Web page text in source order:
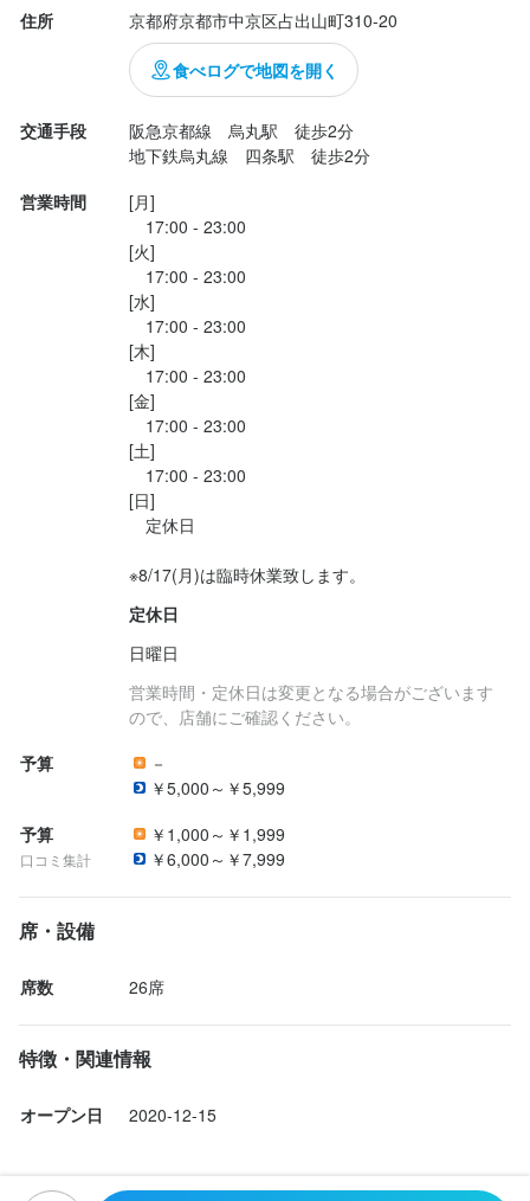
住所 京都府京都市中京区占出山町310-20
食べログで地図を開く
交通手段
阪急京都線　烏丸駅　徒歩2分
地下鉄烏丸線　四条駅　徒歩2分
営業時間
[月]
17:00 - 23:00
[火]
17:00 - 23:00
[水]
17:00 - 23:00
[木]
17:00 - 23:00
[金]
17:00 - 23:00
[土]
17:00 - 23:00
[日]
定休日
※8/17(月)は臨時休業致します。
定休日
日曜日
営業時間・定休日は変更となる場合がございます
ので、店舗にご確認ください。
予算
－
￥5,000～￥5,999
予算
口コミ集計
￥1,000～￥1,999
￥6,000～￥7,999
席・設備
席数 26席
特徴・関連情報
オープン日 2020-12-15
最終更新日2026/01/29